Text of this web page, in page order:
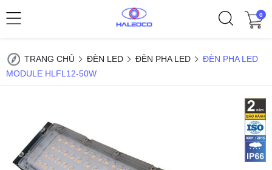
0
TRANG CHỦ ĐÈN LED ĐÈN PHA LED
ĐÈN PHA LED
MODULE HLFL12-50W